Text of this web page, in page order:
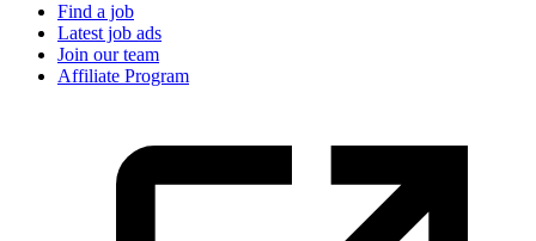
Find a job
Latest job ads
Join our team
Affiliate Program